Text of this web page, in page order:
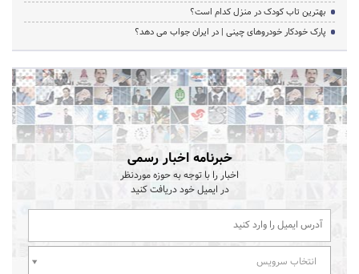
بهترین تاب کودک در منزل کدام است؟
پارک خودکار خودروهای چینی | در ایران جواب می دهد؟
خبرنامه اخبار رسمی
اخبار را با توجه به حوزه موردنظر
در ایمیل خود دریافت کنید
انتخاب سرویس